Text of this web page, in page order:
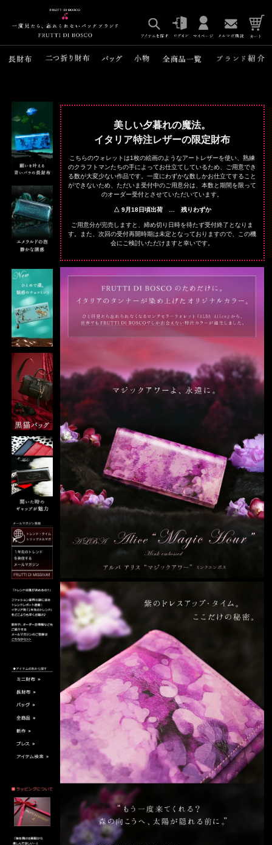
美しい夕暮れの魔法。
イタリア特注レザーの限定財布
こちらのウォレットは1枚の絵画のようなアートレザーを使い、熟練
のクラフトマンたちの手によってお仕立てしているため、ご用意でき
る数が大変少ない作品です。一度にわずかな数しかお仕立てすること
ができないため、ただいま受付中のご用意分は、本数と期間を限って
のオーダー受付とさせていただいています。
△ 9月18日頃出荷 … 残りわずか
ご用意分が完売しますと、締め切り日時を待たず受付終了となりま
す。また、次回の受付再開時期は未定となっておりますので、この機
会にご検討いただけますと幸いです。